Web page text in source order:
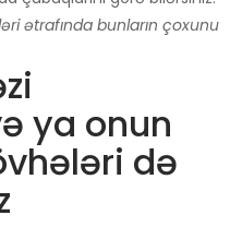
ətrafında bunların çoxunu
ya onun
də